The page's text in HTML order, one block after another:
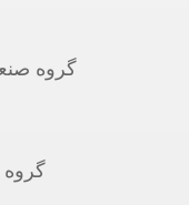
گروه